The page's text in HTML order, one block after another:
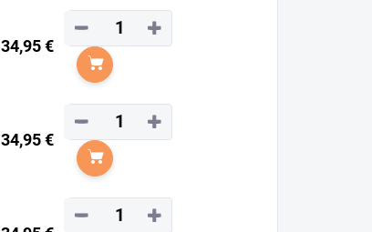
34,95 €
+
−
Do košíka
34,95 €
+
−
Do košíka
+
−